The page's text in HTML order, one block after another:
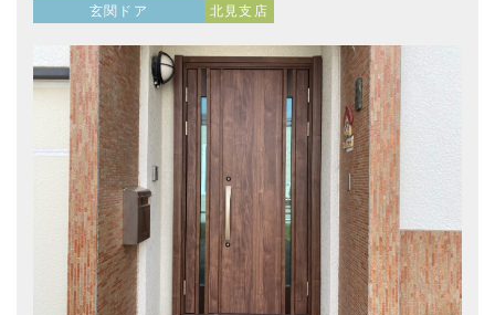
玄関ドア 北見支店